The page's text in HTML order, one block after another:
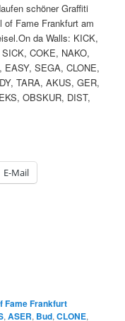
schöner Graffiti
of Fame Frankfurt am
da Walls: KICK,
COKE, NAKO,
EASY, SEGA, CLONE,
TARA, AKUS, GER,
OBSKUR, DIST,
E-Mail
Fame Frankfurt
,ASER, Bud,CLONE,